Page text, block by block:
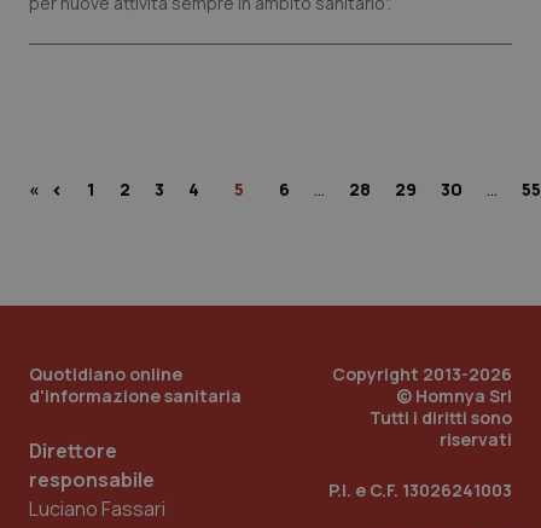
« ‹ 1 2 3 4 5 6 … 28 29 30 … 55
Quotidiano online
d'informazione sanitaria
Direttore
responsabile
Luciano Fassari
Copyright 2013-2026
© Homnya Srl
Tutti i diritti sono
riservati
P.I. e C.F. 13026241003